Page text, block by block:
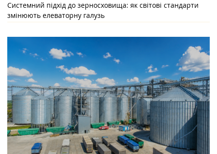
Системний підхід до зерносховища: як світові стандарти
змінюють елеваторну галузь